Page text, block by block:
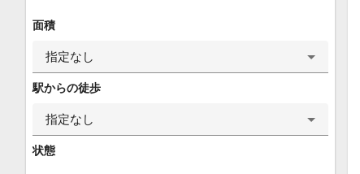
面積
指定なし
駅からの徒歩
指定なし
状態